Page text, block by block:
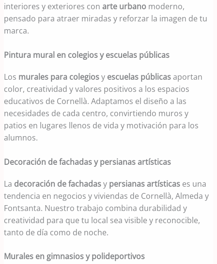
interiores y exteriores conarte urbano moderno,
pensado para atraer miradas y reforzar la imagen de tu
marca.
Pintura mural en colegios y escuelas públicas
Los murales para colegiosy escuelas públicasaportan
color, creatividad y valores positivos a los espacios
educativos de Cornellà. Adaptamos el diseño a las
necesidades de cada centro, convirtiendo muros y
patios en lugares llenos de vida y motivación para los
alumnos.
Decoración de fachadas y persianas artísticas
La decoración de fachadasy persianas artísticas es una
tendencia en negocios y viviendas de Cornellà, Almeda y
Fontsanta. Nuestro trabajo combina durabilidad y
creatividad para que tu local sea visible y reconocible,
tanto de día como de noche.
Murales en gimnasios y polideportivos